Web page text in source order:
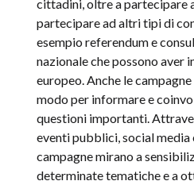
cittadini, oltre a partecipare
partecipare ad altri tipi di
esempio referendum e
nazionale che possono aver
europeo. Anche le
modo per informare e
questioni importanti.
eventi pubblici, social
campagne mirano a
determinate tematiche e a